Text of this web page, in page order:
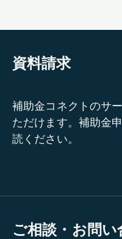
資料請求
補助金コネクトのサ
ただけます。補助金
読ください。
ご相談・お問い